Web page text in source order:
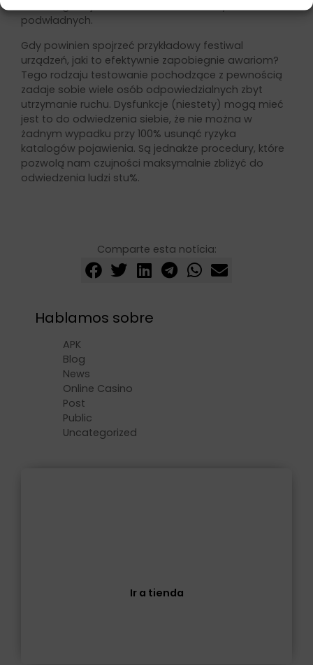
podwładnych.
Gdy powinien spojrzeć przykładowy festiwal
urządzeń, jaki to efektywnie zapobiegnie awariom?
Tego rodzaju testowanie pochodzące z pewnością
zadaje sobie wiele osób odpowiedzialnych zbyt
utrzymanie ruchu. Dysfunkcje (niestety) mogą mieć
jest to do odwiedzenia siebie, że nie można w
żadnym wypadku przy 100% usunąć ryzyka
katalogów pojawienia. Są jednakże procedury, które
pozwolą nam czujności maksymalnie zbliżyć do
odwiedzenia ludzi stu%.
Comparte esta notícia:
Hablamos sobre
APK
Blog
News
Online Casino
Post
Public
Uncategorized
Ir a tienda